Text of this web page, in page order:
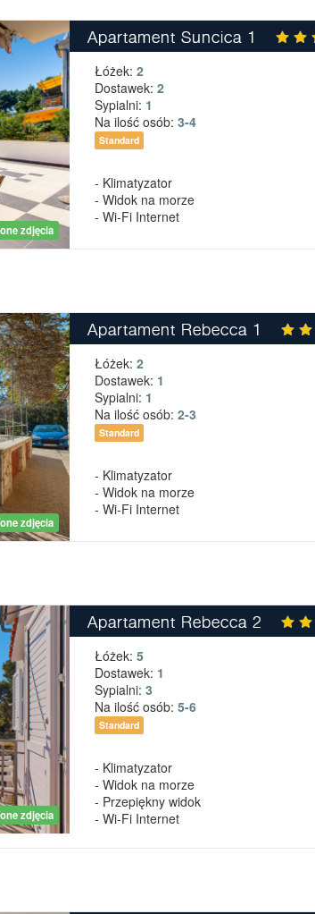
zdjęcia
Apartament Suncica 1
Łóżek: 2
Dostawek: 2
Sypialni: 1
Na ilość osób: 3-4
Standard
- Klimatyzator
- Widok na morze
- Wi-Fi Internet
zdjęcia
Apartament Rebecca 1
Łóżek: 2
Dostawek: 1
Sypialni: 1
Na ilość osób: 2-3
Standard
- Klimatyzator
- Widok na morze
- Wi-Fi Internet
zdjęcia
Apartament Rebecca 2
Łóżek: 5
Dostawek: 1
Sypialni: 3
Na ilość osób: 5-6
Standard
- Klimatyzator
- Widok na morze
- Przepiękny widok
- Wi-Fi Internet